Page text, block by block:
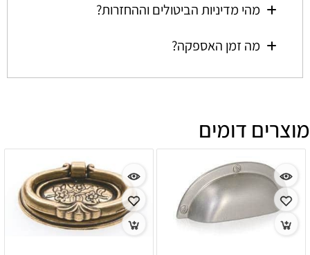
מהי מדיניות הביטולים וההחזרות?
מה זמן האספקה?
מוצרים דומים